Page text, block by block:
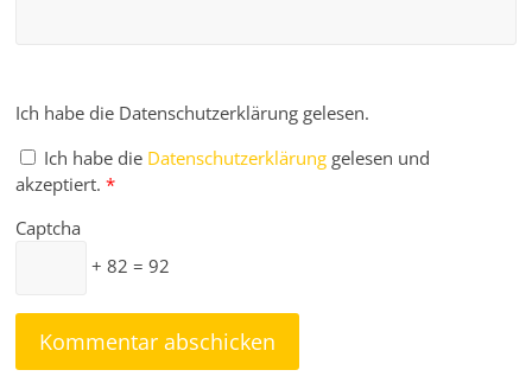
Ich habe die Datenschutzerklärung gelesen.
Ich habe die Datenschutzerklärung gelesen und
akzeptiert. *
Captcha
+ 82 = 92